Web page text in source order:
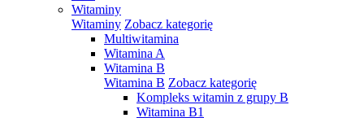
Witaminy
Witaminy Zobacz kategorię
Multiwitamina
Witamina A
Witamina B
Witamina B Zobacz kategorię
Kompleks witamin z grupy B
Witamina B1